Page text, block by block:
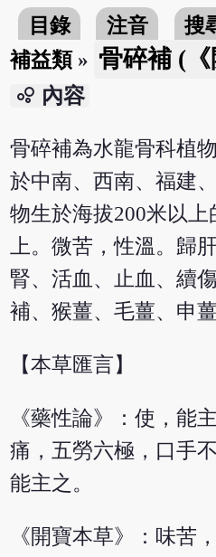
目錄 注音
搜
補益類» 骨碎補 (
bubble_chart 內容
骨碎補為水龍骨科植
於中南、西南、福建
物生於海拔200米以
上。微苦，性溫。歸
腎、活血、止血、續
補、猴薑、毛薑、申薑
【本草匯言】
《藥性論》：使，能
痛，五勞六極，口手
能主之。
《開寶本草》：味苦